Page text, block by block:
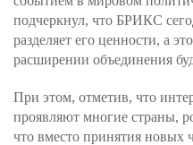
подчеркнул, что БРИКС
разделяет его ценности, а
расширении объединения
При этом, отметив, что
проявляют многие страны,
что вместо принятия новых